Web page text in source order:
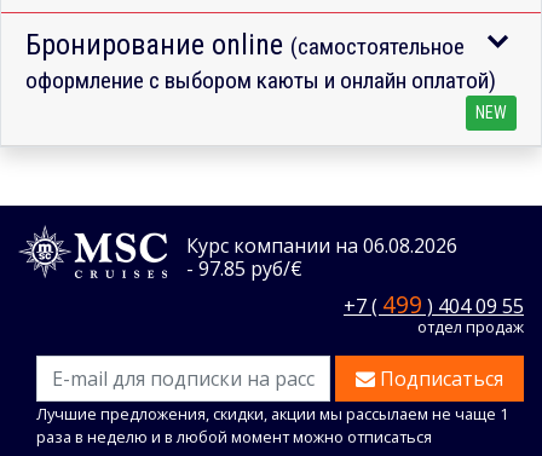
Бронирование online (самостоятельное
оформление с выбором каюты и онлайн оплатой)
NEW
Курс компании на 06.08.2026
- 97.85 руб/€
+7 ( 499 ) 404 09 55
отдел продаж
Подписаться
Лучшие предложения, скидки, акции мы рассылаем не чаще 1
раза в неделю и в любой момент можно отписаться